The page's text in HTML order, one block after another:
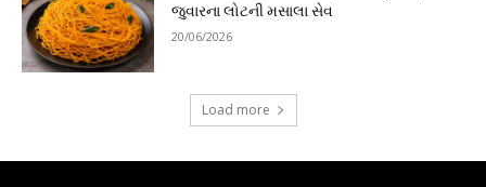
જુવારના લોટની મસાલા સેવ
20/06/2026
Load more